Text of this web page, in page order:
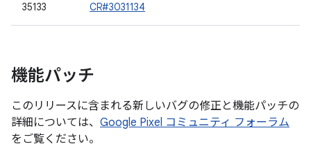
35133
CR#3031134
機能パッチ
このリリースに含まれる新しいバグの修正と機能パッチの
詳細については、 Google Pixel コミュニティ フォーラム
をご覧ください。